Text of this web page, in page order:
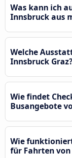
Was kann ich
Innsbruck aus
Welche
Innsbruck
Wie findet
Busangebote
Wie
für Fahrten